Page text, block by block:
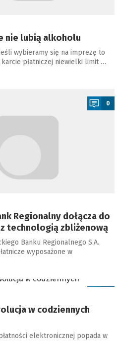
nie lubią alkoholu
wybieramy się na imprezę to
płatniczej niewielki limit …
0
Regionalny dołącza do
technologią zbliżenową
Banku Regionalnego S.A.
wyposażone w
w codziennych
elektronicznej popada w